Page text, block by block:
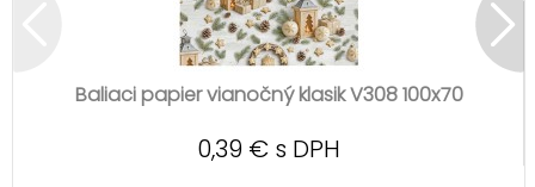
Baliaci papier vianočný klasik V308 100x70
0,39 € s DPH